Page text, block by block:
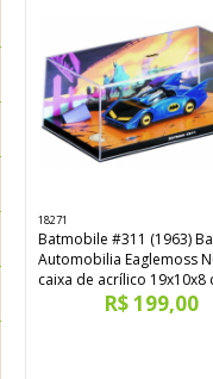
18271
Batmobile #311 (1963)
Automobilia Eaglemoss
caixa de acrílico 19x10x8
R$ 199,00